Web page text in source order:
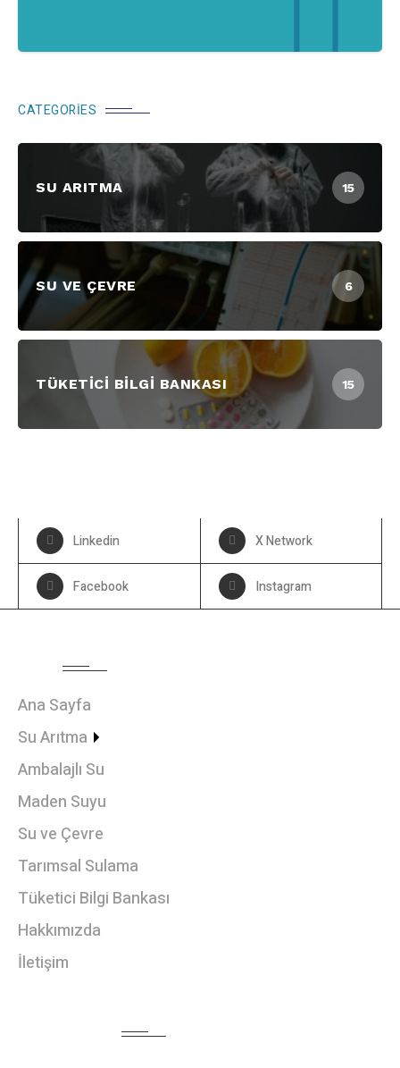
CATEGORIES
SU ARITMA 15
SU VE ÇEVRE 6
TÜKETICI BILGI BANKASI 15
Linkedin X Network
Facebook Instagram
Ana Sayfa
Su Arıtma
Ambalajlı Su
Maden Suyu
Su ve Çevre
Tarımsal Sulama
Tüketici Bilgi Bankası
Hakkımızda
İletişim